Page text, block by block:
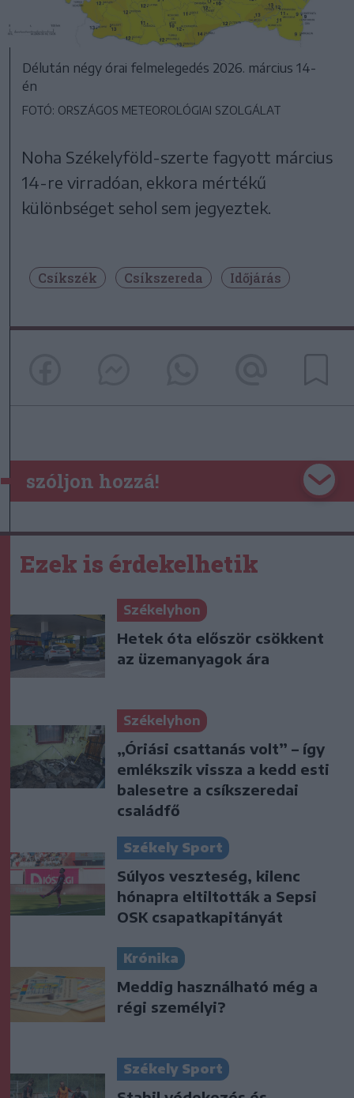
Délután négy órai felmelegedés 2026. március 14-
én
FOTÓ: ORSZÁGOS METEOROLÓGIAI SZOLGÁLAT
Noha Székelyföld-szerte fagyott március
14-re virradóan, ekkora mértékű
különbséget sehol sem jegyeztek.
Csíkszék Csíkszereda Időjárás
szóljon hozzá!
Ezek is érdekelhetik
Székelyhon
Hetek óta először csökkent
az üzemanyagok ára
Székelyhon
„Óriási csattanás volt” – így
emlékszik vissza a kedd esti
balesetre a csíkszeredai
családfő
Székely Sport
Súlyos veszteség, kilenc
hónapra eltiltották a Sepsi
OSK csapatkapitányát
Krónika
Meddig használható még a
régi személyi?
Székely Sport